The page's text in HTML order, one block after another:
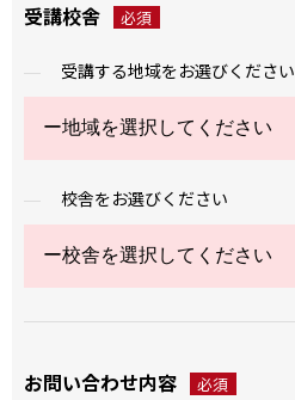
受講校舎 必須
受講する地域をお選びください
校舎をお選びください
お問い合わせ内容 必須